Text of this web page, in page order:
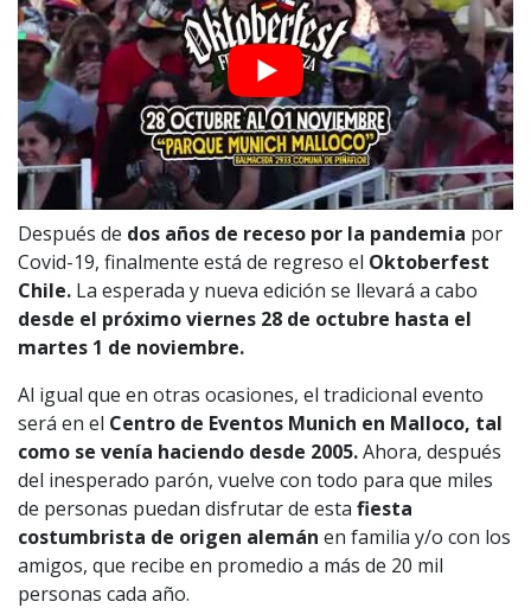
Después de dos años de receso por la pandemia por
Covid-19, finalmente está de regreso el Oktoberfest
Chile. La esperada y nueva edición se llevará a cabo
desde el próximo viernes 28 de octubre hasta el
martes 1 de noviembre.
Al igual que en otras ocasiones, el tradicional evento
será en el Centro de Eventos Munich en Malloco, tal
como se venía haciendo desde 2005.Ahora, después
del inesperado parón, vuelve con todo para que miles
de personas puedan disfrutar de esta fiesta
costumbrista de origen alemán en familia y/o con los
amigos, que recibe en promedio a más de 20 mil
personas cada año.